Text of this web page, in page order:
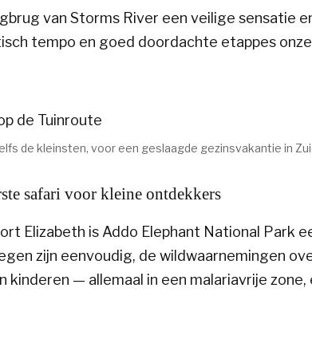
van Storms River een veilige sensatie
tempo en goed doordachte etappes
de kleinsten, voor een geslaagde gezinsvakantie in
safari voor kleine ontdekkers
Elizabeth is Addo Elephant National Park
zijn eenvoudig, de wildwaarnemingen
kinderen — allemaal in een malariavrije